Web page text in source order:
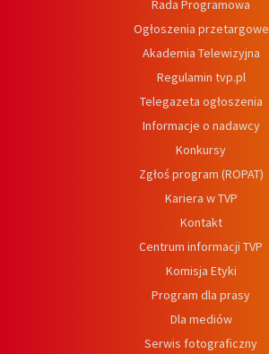
Rada Programowa
Ogłoszenia przetargowe
Akademia Telewizyjna
Regulamin tvp.pl
Telegazeta ogłoszenia
Informacje o nadawcy
Konkursy
Zgłoś program (ROPAT)
Kariera w TVP
Kontakt
Centrum informacji TVP
Komisja Etyki
Program dla prasy
Dla mediów
Serwis fotograficzny